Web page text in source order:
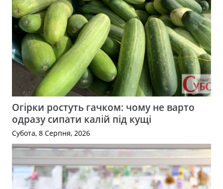
Огірки ростуть гачком: чому не варто
одразу сипати калій під кущі
Субота, 8 Серпня, 2026